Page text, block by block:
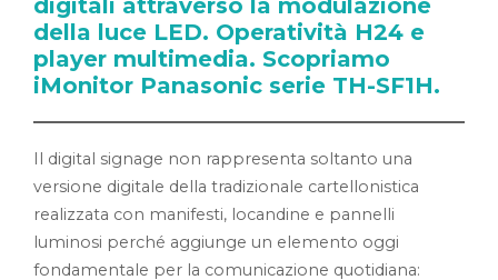
digitali attraverso la modulazione
della luce LED. Operatività H24 e
player multimedia. Scopriamo
iMonitor Panasonic serie TH-SF1H.
Il digital signage non rappresenta soltanto una
versione digitale della tradizionale cartellonistica
realizzata con manifesti, locandine e pannelli
luminosi perché aggiunge un elemento oggi
fondamentale per la comunicazione quotidiana: